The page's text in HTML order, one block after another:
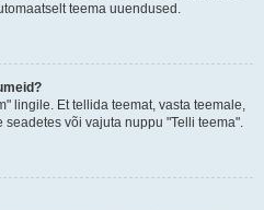
teema uuendused.
lingile. Et tellida teemat, vasta teemale,
või vajuta nuppu "Telli teema".